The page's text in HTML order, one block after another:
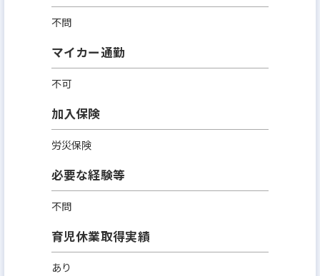
不問
マイカー通勤
不可
加入保険
労災保険
必要な経験等
不問
育児休業取得実績
あり